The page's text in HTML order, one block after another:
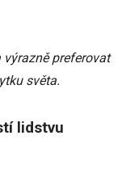
preferovat
světa.
lidstvu